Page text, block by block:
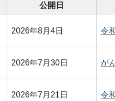
公開日
2026年8月4日 令
2026年7月30日 が
2026年7月21日 令